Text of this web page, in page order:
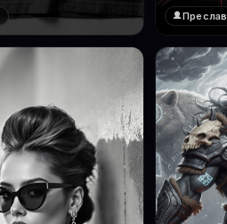
Преслав